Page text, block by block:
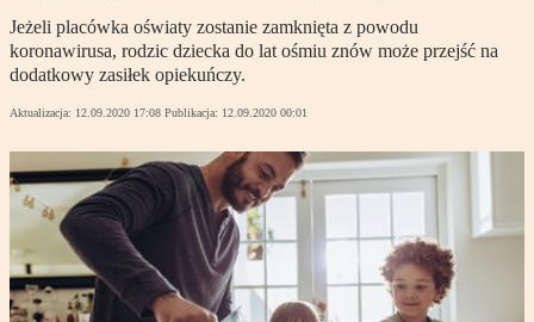
Jeżeli placówka oświaty zostanie zamknięta z powodu
koronawirusa, rodzic dziecka do lat ośmiu znów może przejść na
dodatkowy zasiłek opiekuńczy.
Aktualizacja: 12.09.2020 17:08 Publikacja: 12.09.2020 00:01